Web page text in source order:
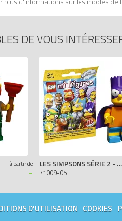
DE VOUS
à partir de
-
LES SIMPSONS SÉRIE 2 - BART
71009-05
D'UTILISATION COOKIES